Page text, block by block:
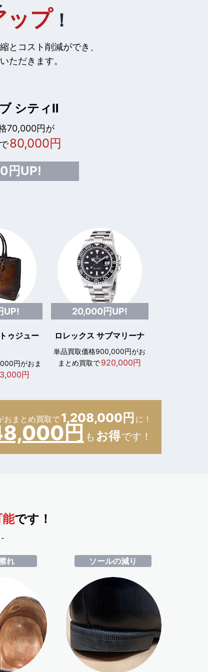
ップ ！
とコスト削減ができ、
ただきます。
シティⅡ
70,000円が
80,000円
円UP!
UP!
ゥジュー
円がおま
円
20,000円UP!
ロレックス サブマリーナ
単品買取価格900,000円がお
まとめ買取で920,000円
おまとめ買取で1,208,000円 に！
円 も お得です！
です！
-
れ ソールの減り